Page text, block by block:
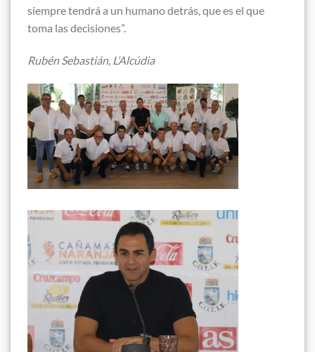
siempre tendrá a un humano detrás, que es el que
toma las decisiones”.
Rubén Sebastián, L’Alcúdia